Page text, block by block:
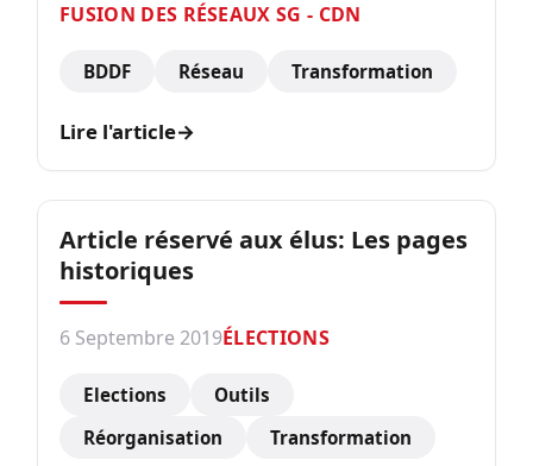
FUSION DES RÉSEAUX SG - CDN
BDDF Réseau Transformation
Lire l'article→
Article réservé aux élus: Les pages
historiques
6 Septembre 2019ÉLECTIONS
Elections
Outils
Réorganisation
Transformation